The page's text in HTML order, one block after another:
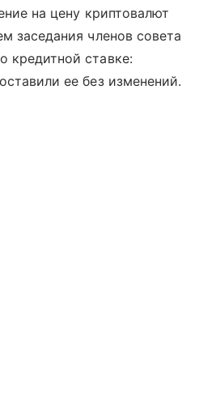
на цену криптовалют
заседания членов совета
ставке:
ее без изменений.